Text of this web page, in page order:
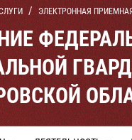
ЭЛЕКТРОННАЯ